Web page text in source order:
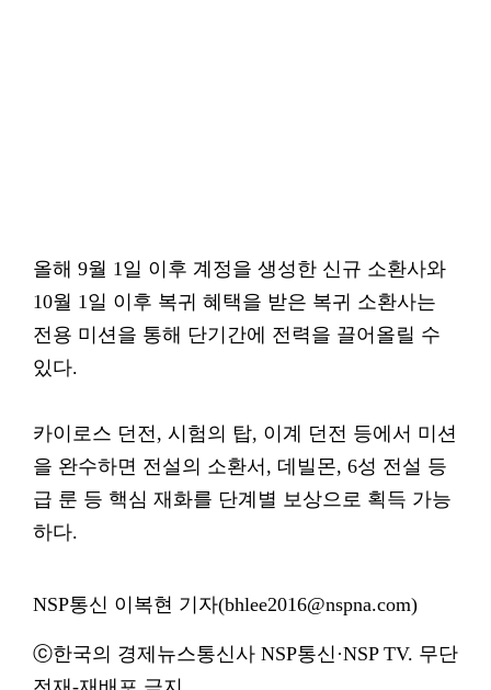
올해 9월 1일 이후 계정을 생성한 신규 소환사와
10월 1일 이후 복귀 혜택을 받은 복귀 소환사는
전용 미션을 통해 단기간에 전력을 끌어올릴 수
있다.
카이로스 던전, 시험의 탑, 이계 던전 등에서 미션
을 완수하면 전설의 소환서, 데빌몬, 6성 전설 등
급 룬 등 핵심 재화를 단계별 보상으로 획득 가능
하다.
NSP통신 이복현 기자(bhlee2016@nspna.com)
ⓒ한국의 경제뉴스통신사 NSP통신·NSP TV. 무단